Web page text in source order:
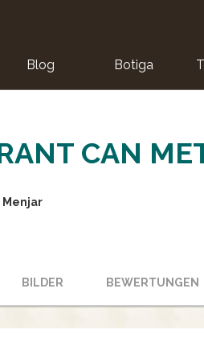
Blog Botiga
CAN
Menjar
BILDER BEWERTUNGEN